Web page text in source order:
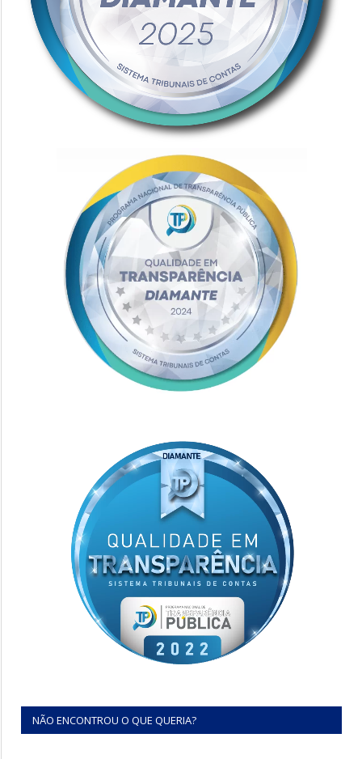
NÃO ENCONTROU O QUE QUERIA?